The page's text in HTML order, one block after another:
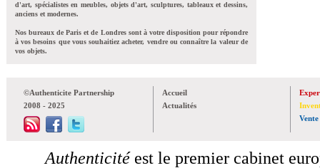
d'art, spécialistes en meubles, objets d'art, sculptures, tableaux et dessins,
anciens et modernes.
Nos bureaux de Paris et de Londres sont à votre disposition pour répondre
à vos besoins que vous souhaitiez acheter, vendre ou connaître la valeur de
vos objets.
©Authenticite Partnership
2008 - 2025
Accueil
Actualités
Vente
Authenticitéest le premier cabinet